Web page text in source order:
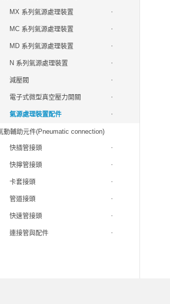
MX 系列氣源處理裝置
MC 系列氣源處理裝置
MD 系列氣源處理裝置
N 系列氣源處理裝置
減壓閥
電子式微型真空壓力開關
氣源處理裝置配件
動輔助元件(Pneumatic connection)
快插管接頭
快擰管接頭
卡套接頭
管道接頭
快速管接頭
連接管與配件